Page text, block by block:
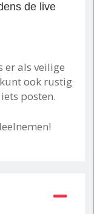
de live
er als veilige
ook rustig
posten.